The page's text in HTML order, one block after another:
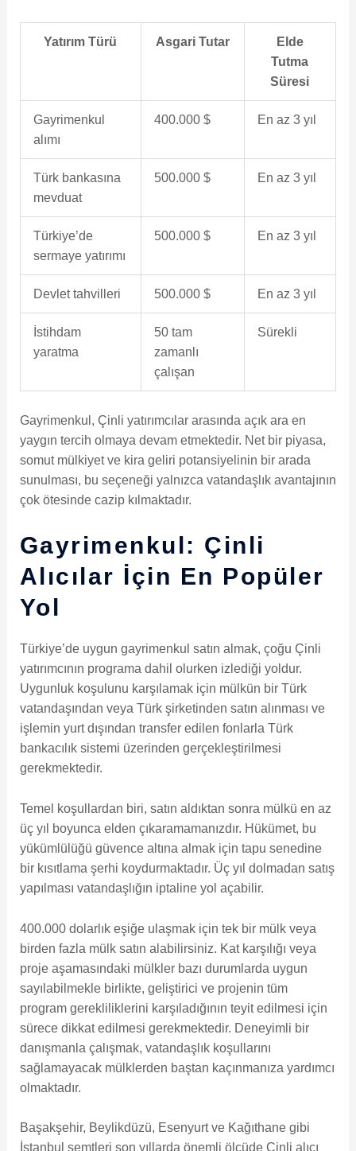
Yatırım Türü Asgari Tutar
Elde
Tutma
Süresi
Gayrimenkul
alımı
400.000 $ En az 3 yıl
Türk bankasına
mevduat
500.000 $ En az 3 yıl
Türkiye’de
sermaye yatırımı
500.000 $ En az 3 yıl
Devlet tahvilleri 500.000 $ En az 3 yıl
İstihdam
yaratma
50 tam
zamanlı
çalışan
Sürekli
Gayrimenkul, Çinli yatırımcılar arasında açık ara en
yaygın tercih olmaya devam etmektedir. Net bir piyasa,
somut mülkiyet ve kira geliri potansiyelinin bir arada
sunulması, bu seçeneği yalnızca vatandaşlık avantajının
çok ötesinde cazip kılmaktadır.
Gayrimenkul: Çinli
Alıcılar İçin En Popüler
Yol
Türkiye’de uygun gayrimenkul satın almak, çoğu Çinli
yatırımcının programa dahil olurken izlediği yoldur.
Uygunluk koşulunu karşılamak için mülkün bir Türk
vatandaşından veya Türk şirketinden satın alınması ve
işlemin yurt dışından transfer edilen fonlarla Türk
bankacılık sistemi üzerinden gerçekleştirilmesi
gerekmektedir.
Temel koşullardan biri, satın aldıktan sonra mülkü en az
üç yıl boyunca elden çıkaramamanızdır. Hükümet, bu
yükümlülüğü güvence altına almak için tapu senedine
bir kısıtlama şerhi koydurmaktadır. Üç yıl dolmadan satış
yapılması vatandaşlığın iptaline yol açabilir.
400.000 dolarlık eşiğe ulaşmak için tek bir mülk veya
birden fazla mülk satın alabilirsiniz. Kat karşılığı veya
proje aşamasındaki mülkler bazı durumlarda uygun
sayılabilmekle birlikte, geliştirici ve projenin tüm
program gerekliliklerini karşıladığının teyit edilmesi için
sürece dikkat edilmesi gerekmektedir. Deneyimli bir
danışmanla çalışmak, vatandaşlık koşullarını
sağlamayacak mülklerden baştan kaçınmanıza yardımcı
olmaktadır.
Başakşehir, Beylikdüzü, Esenyurt ve Kağıthane gibi
İstanbul semtleri son yıllarda önemli ölçüde Çinli alıcı